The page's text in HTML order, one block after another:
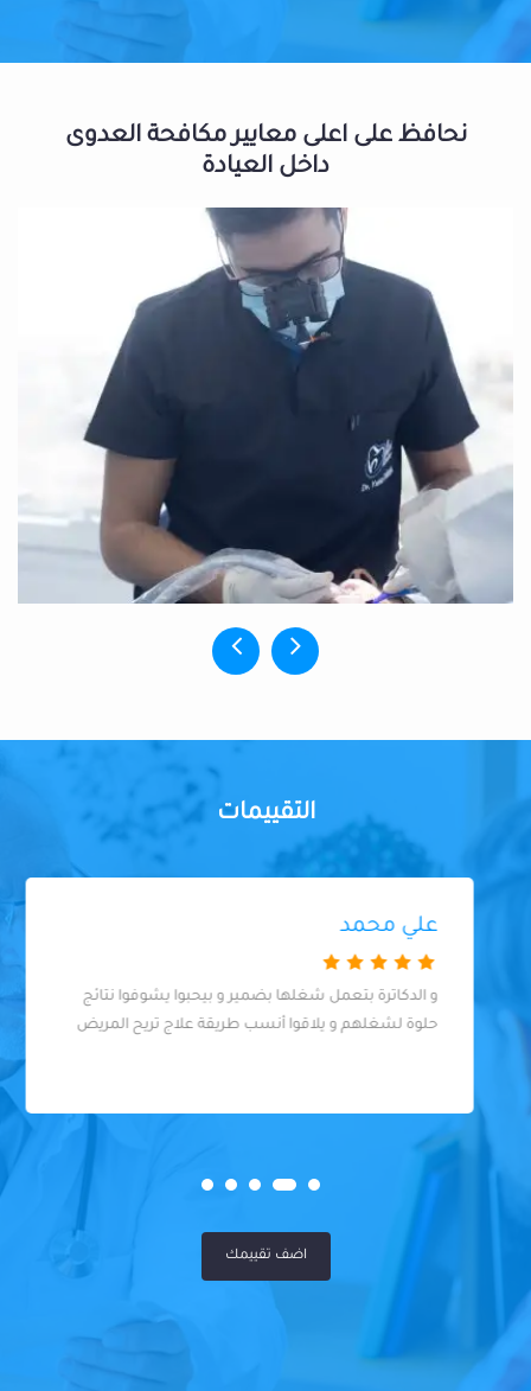
نحافظ على اعلى معايير مكافحة العدوى
داخل العيادة
التقييمات
علي محمد
و الدكاترة بتعمل شغلها بضمير و بيحبوا يشوفوا نتائج
حلوة لشغلهم و يلاقوا أنسب طريقة علاج تريح المريض
اضف تقييمك